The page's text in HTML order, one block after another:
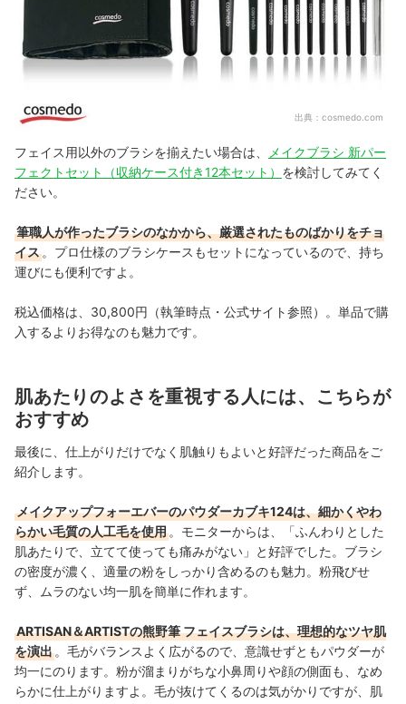
出典： cosmedo.com
フェイス用以外のブラシを揃えたい場合は、
メイクブラシ 新パー
フェクトセット（収納ケース付き12本セット） を検討してみてく
ださい。
筆職人が作ったブラシのなかから、厳選されたものばかりをチョ
イス 。プロ仕様のブラシケースもセットになっているので、持ち
運びにも便利ですよ。
税込価格は、30,800円（執筆時点・公式サイト参照）。単品で購
入するよりお得なのも魅力です。
肌あたりのよさを重視する人には、こちらが
おすすめ
最後に、仕上がりだけでなく肌触りもよいと好評だった商品をご
紹介します。
メイクアップフォーエバーのパウダーカブキ124は、細かくやわ
らかい毛質の人工毛を使用 。モニターからは、「ふんわりとした
肌あたりで、立てて使っても痛みがない」と好評でした。ブラシ
の密度が濃く、適量の粉をしっかり含めるのも魅力。粉飛びせ
ず、ムラのない均一肌を簡単に作れます。
ARTISAN＆ARTISTの熊野筆 フェイスブラシは、理想的なツヤ肌
を演出 。毛がバランスよく広がるので、意識せずともパウダーが
均一にのります。粉が溜まりがちな小鼻周りや顔の側面も、なめ
らかに仕上がりますよ。毛が抜けてくるのは気がかりですが、肌